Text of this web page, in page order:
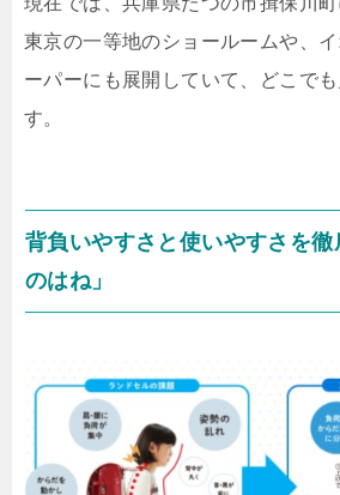
東京の一等地のショールームや、
ーパーにも展開していて、どこで
す。
背負いやすさと使いやすさを
のはね」